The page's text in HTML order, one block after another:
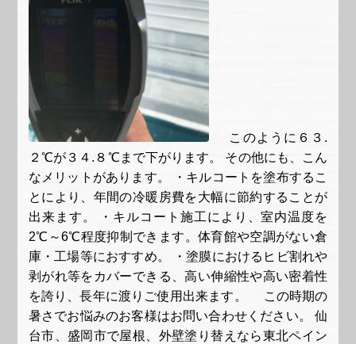
このように６３.
２℃が３４.８℃まで下がります。 その他にも、こん
なメリットがあります。 ・キルコートを塗布するこ
とにより、年間の冷暖房費を大幅に節約することが
出来ます。 ・キルコート施工により、室内温度を
2℃～6℃程度抑制できます。体育館や空調がない倉
庫・工場等におすすめ。 ・塗膜におけるヒビ割れや
剥がれ等をカバーできる、高い伸縮性や高い密着性
を誇り、長年に渡りご使用出来ます。 この時期の
暑さでお悩みのお客様はお問い合わせください。 仙
台市、盛岡市で屋根、外壁塗り替えなら東北ペイン